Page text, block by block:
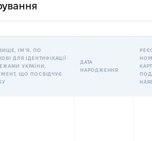
ІМʼЯ, ПО
ДЛЯ ІДЕНТИФІКАЦІЇ
УКРАЇНИ,
ЩО ПОСВІДЧУЄ
ДАТА
НАРОДЖЕННЯ